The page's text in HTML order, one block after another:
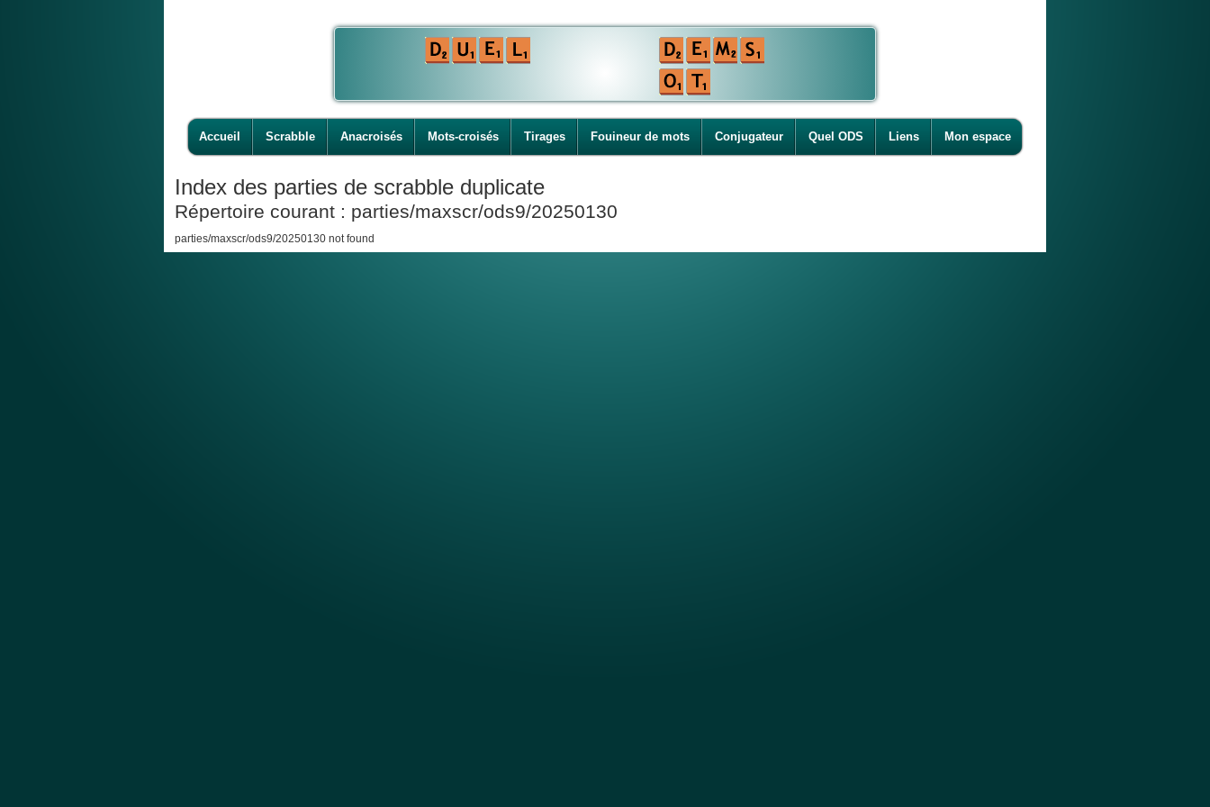
Accueil Scrabble Anacroisés Mots-croisés Tirages Fouineur de mots Conjugateur Quel ODS Liens Mon espace
Index des parties de scrabble duplicate
Répertoire courant : parties/maxscr/ods9/20250130
parties/maxscr/ods9/20250130 not found